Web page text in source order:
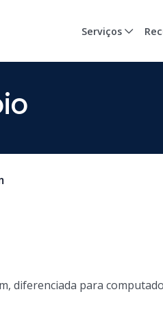
Serviços
diferenciada para